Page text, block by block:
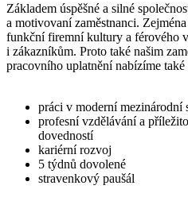
Základem úspěšné a silné
a motivovaní zaměstnanci.
funkční firemní kultury a férového
i zákazníkům. Proto také našim
pracovního uplatnění nabízíme
práci v moderní mezinárodní
profesní vzdělávání a
dovedností
kariérní rozvoj
5 týdnů dovolené
stravenkový paušál